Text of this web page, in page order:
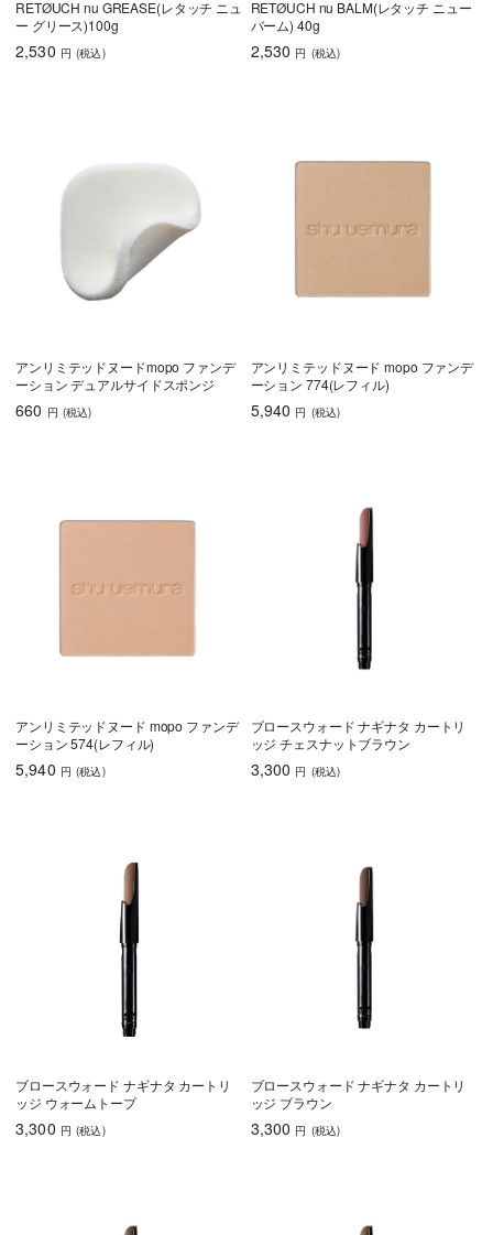
RETØUCH nu GREASE(レタッチ ニュ
ー グリース)100g
2,530 円 (税込)
RETØUCH nu BALM(レタッチ ニュー
バーム) 40g
2,530 円 (税込)
アンリミテッドヌードmopo ファンデ
ーション デュアルサイドスポンジ
660 円 (税込)
アンリミテッドヌード mopo ファンデ
ーション 774(レフィル)
5,940 円 (税込)
アンリミテッドヌード mopo ファンデ
ーション 574(レフィル)
5,940 円 (税込)
ブロースウォード ナギナタ カートリ
ッジ チェスナットブラウン
3,300 円 (税込)
ブロースウォード ナギナタ カートリ
ッジ ウォームトープ
3,300 円 (税込)
ブロースウォード ナギナタ カートリ
ッジ ブラウン
3,300 円 (税込)